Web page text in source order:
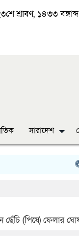
শ্রাবণ, ১৪৩৩ বঙ্গাব্দ
সারাদেশ
(পিষে) ফেলার